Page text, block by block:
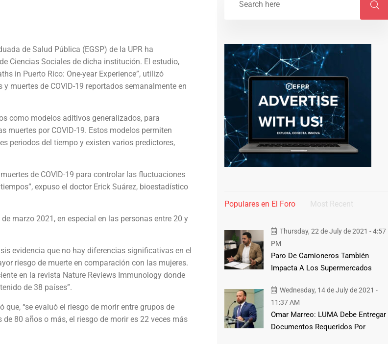
de Salud Pública (EGSP) de la UPR ha
Ciencias Sociales de dicha institución. El estudio,
in Puerto Rico: One-year Experience”, utilizó
muertes de COVID-19 reportados semanalmente en
como modelos aditivos generalizados, para
muertes por COVID-19. Estos modelos permiten
periodos del tiempo y existen varios predictores,
de COVID-19 para controlar las fluctuaciones
expuso el doctor Erick Suárez, bioestadístico
marzo 2021, en especial en las personas entre 20 y
evidencia que no hay diferencias significativas en el
riesgo de muerte en comparación con las mujeres.
en la revista Nature Reviews Immunology donde
de 38 países”.
“se evaluó el riesgo de morir entre grupos de
80 años o más, el riesgo de morir es 22 veces más
Populares en El Foro Most Recent
Thursday, 22 de July de 2021 - 4:57
PM
Paro De Camioneros También
Impacta A Los Supermercados
Wednesday, 14 de July de 2021 -
11:37 AM
Omar Marreo: LUMA Debe Entregar
Documentos Requeridos Por